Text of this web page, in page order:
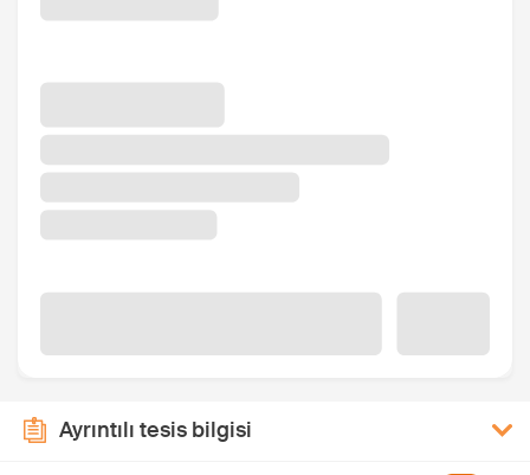
Ayrıntılı tesis bilgisi